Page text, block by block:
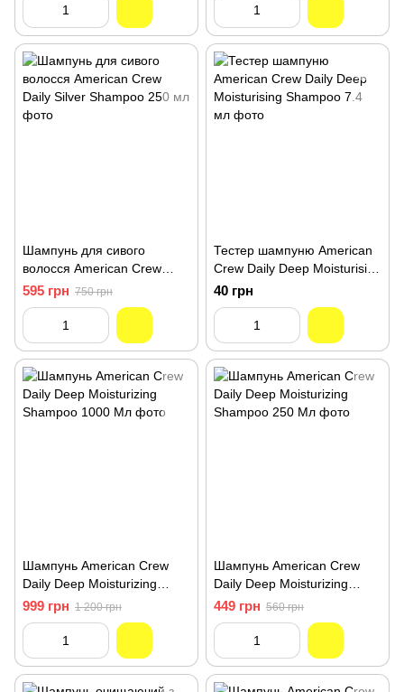
Шампунь для сивого
волосся American Crew
Daily Silver Shampoo 250 мл
595 грн 750 грн
Тестер шампуню American
Crew Daily Deep Moisturising
Shampoo 7.4 мл
40 грн
Шампунь American Crew
Daily Deep Moisturizing
Shampoo 1000 Мл
999 грн 1 200 грн
Шампунь American Crew
Daily Deep Moisturizing
Shampoo 250 Мл
449 грн 560 грн